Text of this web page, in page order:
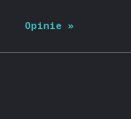
Opinie »